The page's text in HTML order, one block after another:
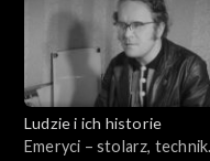
Ludzie i ich historie
Emeryci – stolarz, technik